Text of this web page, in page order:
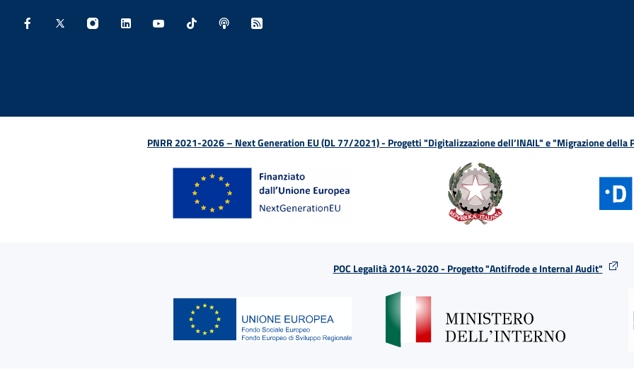
PNRR 2021-2026 – Next Generation EU (DL 77/2021) - Progetti "Digitalizzazione dell’INAIL" e "Migrazione della
POC Legalità 2014-2020 - Progetto "Antifrode e Internal Audit"